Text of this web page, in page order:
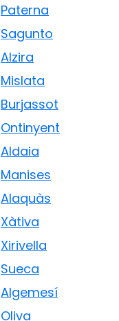
Paterna
Sagunto
Alzira
Mislata
Burjassot
Ontinyent
Aldaia
Manises
Alaquàs
Xàtiva
Xirivella
Sueca
Algemesí
Oliva